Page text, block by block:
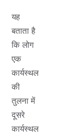
यह
बताता है
कि लोग
एक
कार्यस्थल
की
तुलना में
दूसरे
कार्यस्थल